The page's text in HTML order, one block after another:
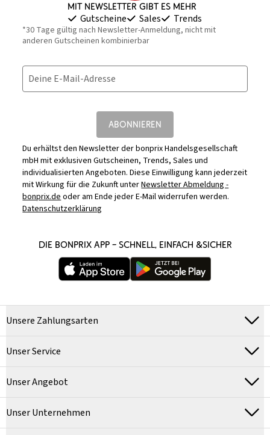
Mit Newsletter gibt es mehr
Gutscheine Sales Trends
*30 Tage gültig nach Newsletter-Anmeldung, nicht mit
anderen Gutscheinen kombinierbar
Deine E-Mail-Adresse
ABONNIEREN
Du erhältst den Newsletter der bonprix Handelsgesellschaft
mbH mit exklusiven Gutscheinen, Trends, Sales und
individualisierten Angeboten. Diese Einwilligung kann jederzeit
mit Wirkung für die Zukunft unterNewsletter Abmeldung -
bonprix.deoder am Ende jeder E-Mail widerrufen werden.
Datenschutzerklärung
DIE BONPRIX APP – SCHNELL, EINFACH &SICHER
Unsere Zahlungsarten
Unser Service
Unser Angebot
Unser Unternehmen